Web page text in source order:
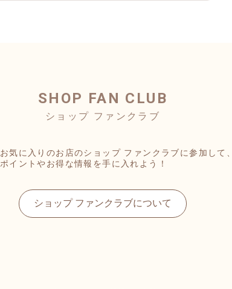
SHOP FAN CLUB
お気に入りのお店のショップ ファンクラブに参加して、
ポイントやお得な情報を手に入れよう！
ショップ ファンクラブについて